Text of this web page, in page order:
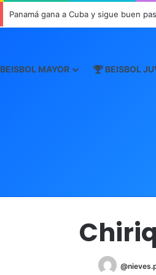
Panamá gana a Cuba y sigue buen
BEISBOL MAYOR BEISBOL